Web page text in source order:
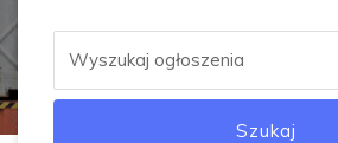
Szukaj